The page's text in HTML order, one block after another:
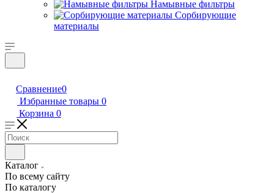
Намывные фильтры
Сорбирующие
материалы
Сравнение0
Избранные товары 0
Корзина 0
Каталог
По всему сайту
По каталогу